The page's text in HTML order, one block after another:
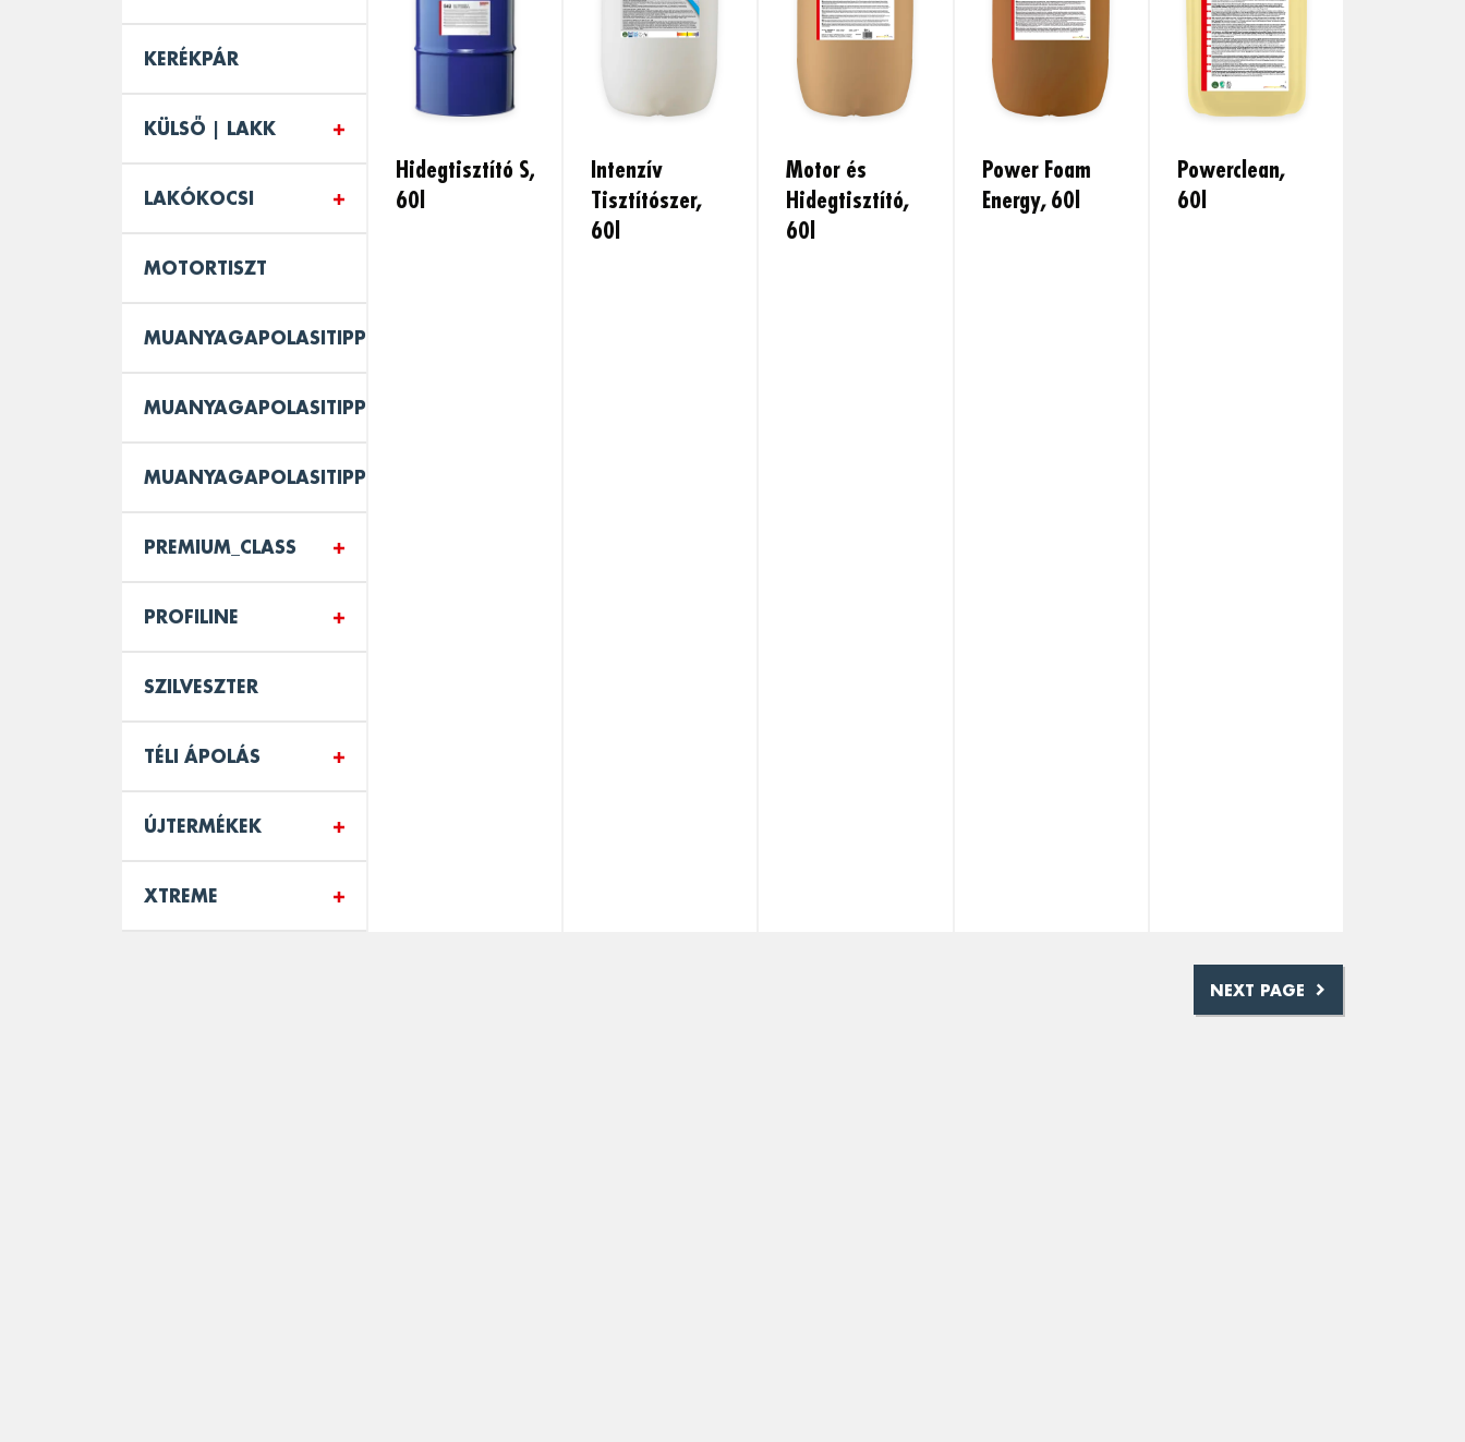
KERÉKPÁR
KÜLSŐ | LAKK
LAKÓKOCSI
MOTORTISZT
MUANYAGAPOLASITIPPEK
MUANYAGAPOLASITIPPEK_BELSO
MUANYAGAPOLASITIPPEK_KULSO
PREMIUM_CLASS
PROFILINE
SZILVESZTER
TÉLI ÁPOLÁS
ÚJTERMÉKEK
XTREME
Hidegtisztító S,
60l
Intenzív
Tisztítószer,
60l
Motor és
Hidegtisztító,
60l
Power Foam
Energy, 60l
Powerclean,
60l
NEXT PAGE